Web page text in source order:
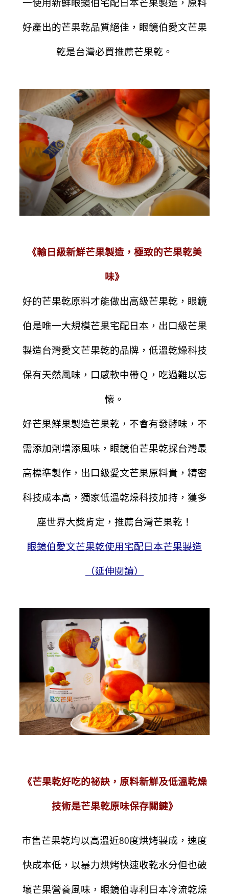
一使用新鮮眼鏡伯宅配日本芒果製造，原料
好產出的芒果乾品質絕佳，眼鏡伯愛文芒果
乾是台灣必買推薦芒果乾。
《輸日級新鮮芒果製造，極致的芒果乾美
味》
好的芒果乾原料才能做出高級芒果乾，眼鏡
伯是唯一大規模芒果宅配日本 ，出口級芒果
製造台灣愛文芒果乾的品牌，低溫乾燥科技
保有天然風味，口感軟中帶Ｑ，吃過難以忘
懷。
好芒果鮮果製造芒果乾，不會有發酵味，不
需添加劑增添風味，眼鏡伯芒果乾採台灣最
高標準製作，出口級愛文芒果原料貴，精密
科技成本高，獨家低溫乾燥科技加持， 獲多
座世界大獎肯定，推薦台灣芒果乾！
眼鏡伯愛文芒果乾使用宅配日本芒果製造
（延伸閱讀）
《芒果乾好吃的祕訣，原料新鮮及低溫乾燥
技術是芒果乾原味保存關鍵》
市售芒果乾均以高溫近80度烘烤製成，速度
快成本低，以暴力烘烤快速收乾水分但也破
壞芒果營養風味，眼鏡伯專利日本冷流乾燥